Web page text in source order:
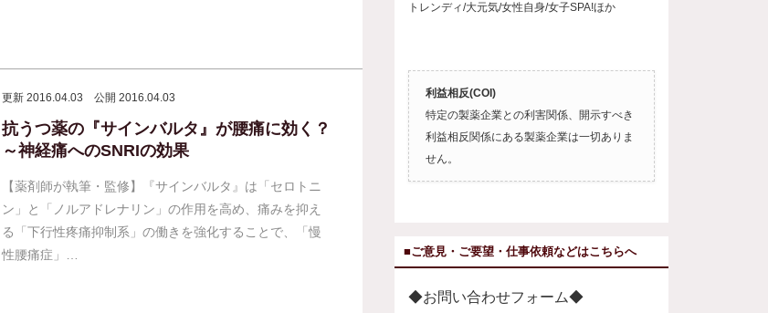
更新 2016.04.03 公開 2016.04.03
抗うつ薬の『サインバルタ』が腰痛に効く？
～神経痛へのSNRIの効果
【薬剤師が執筆・監修】『サインバルタ』は「セロトニ
ン」と「ノルアドレナリン」の作用を高め、痛みを抑え
る「下行性疼痛抑制系」の働きを強化することで、「慢
性腰痛症」…
トレンディ/大元気/女性自身/女子SPA!ほか
利益相反(COI)
特定の製薬企業との利害関係、開示すべき
利益相反関係にある製薬企業は一切ありま
せん。
■ご意見・ご要望・仕事依頼などはこちらへ
◆お問い合わせフォーム◆